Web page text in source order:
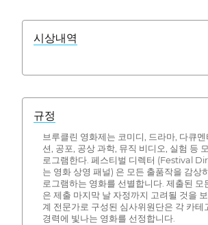
시상내역
규정
브루클린 영화제는 코미디, 드라마, 다큐멘
션, 공포, 공상 과학, 뮤직 비디오, 실험 등
로그램한다. 페스티벌 디렉터 (Festival
는 영화 상영 패널) 은 모든 출품작을 감상
로그램하는 영화를 선별합니다. 제출된 모
은 제출 마지막 날 자정까지 고려될 것을
계 전문가로 구성된 심사위원단은 각 카테
경력에 빛나는 영화를 선정합니다.